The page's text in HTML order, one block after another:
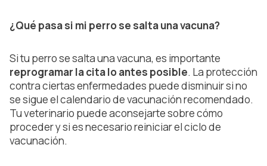
¿Qué pasa si mi perro se salta una vacuna?
Si tu perro se salta una vacuna, es importante
reprogramar la cita lo antes posible. La protección
contra ciertas enfermedades puede disminuir si no
se sigue el calendario de vacunación recomendado.
Tu veterinario puede aconsejarte sobre cómo
proceder y si es necesario reiniciar el ciclo de
vacunación.